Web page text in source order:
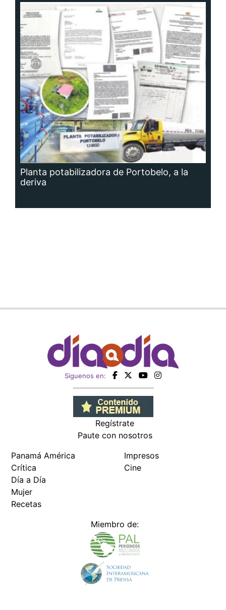
Planta potabilizadora de Portobelo, a la
deriva
Siguenos en:
Regístrate
Paute con nosotros
Panamá América
Crítica
Día a Día
Mujer
Recetas
Impresos
Cine
Miembro de: